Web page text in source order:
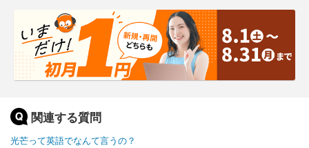
関連する質問
光芒って英語でなんて言うの？